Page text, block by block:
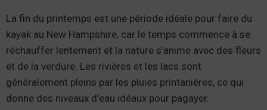
La fin du printemps est une période idéale pour faire du
kayak au New Hampshire, car le temps commence à se
réchauffer lentement et la nature s’anime avec des fleurs
et de la verdure. Les rivières et les lacs sont
généralement pleins par les pluies printanières, ce qui
donne des niveaux d’eau idéaux pour pagayer.